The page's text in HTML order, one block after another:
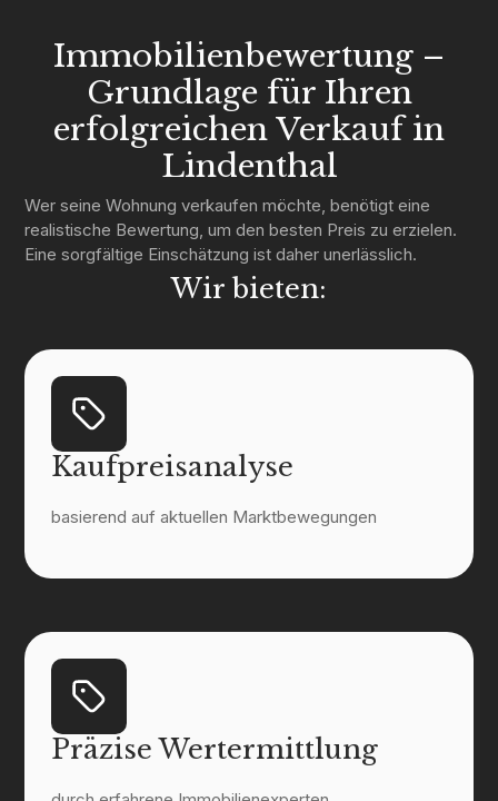
Immobilienbewertung –
Grundlage für Ihren
erfolgreichen Verkauf in
Lindenthal
Wer seine Wohnung verkaufen möchte, benötigt eine
realistische Bewertung, um den besten Preis zu erzielen.
Eine sorgfältige Einschätzung ist daher unerlässlich.
Wir bieten:
Kaufpreisanalyse
basierend auf aktuellen Marktbewegungen
Präzise Wertermittlung